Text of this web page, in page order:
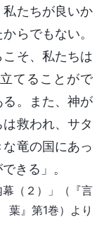
たちが良いか
らでもない。
そ、私たちは
てることがで
。また、神が
救われ、サタ
竜の国にあっ
きる」。
幕（２）」（『言
葉』第1巻）より